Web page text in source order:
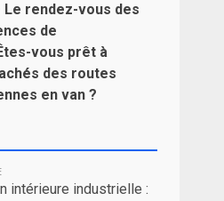
rendez-vous des
de
vous prêt à
des routes
en van ?
intérieure industrielle :